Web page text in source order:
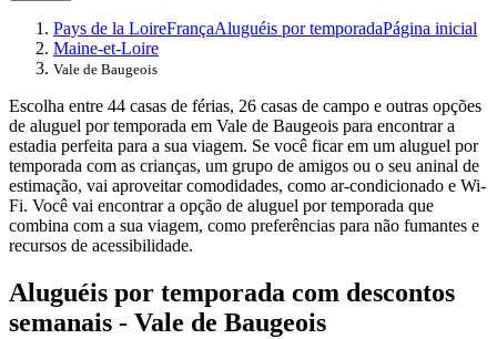
Pays de la LoireFrançaAluguéis por temporadaPágina inicial
Maine-et-Loire
Vale de Baugeois
Escolha entre 44 casas de férias, 26 casas de campo e outras opções
de aluguel por temporada em Vale de Baugeois para encontrar a
estadia perfeita para a sua viagem. Se você ficar em um aluguel por
temporada com as crianças, um grupo de amigos ou o seu aninal de
estimação, vai aproveitar comodidades, como ar-condicionado e Wi-
Fi. Você vai encontrar a opção de aluguel por temporada que
combina com a sua viagem, como preferências para não fumantes e
recursos de acessibilidade.
Aluguéis por temporada com descontos
semanais - Vale de Baugeois